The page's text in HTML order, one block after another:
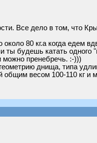
Все дело в том, что
80 кг.а когда едем
ты будешь катать одного
можно пренебречь. :-)))
днища, типа
общим весом 100-110 кг